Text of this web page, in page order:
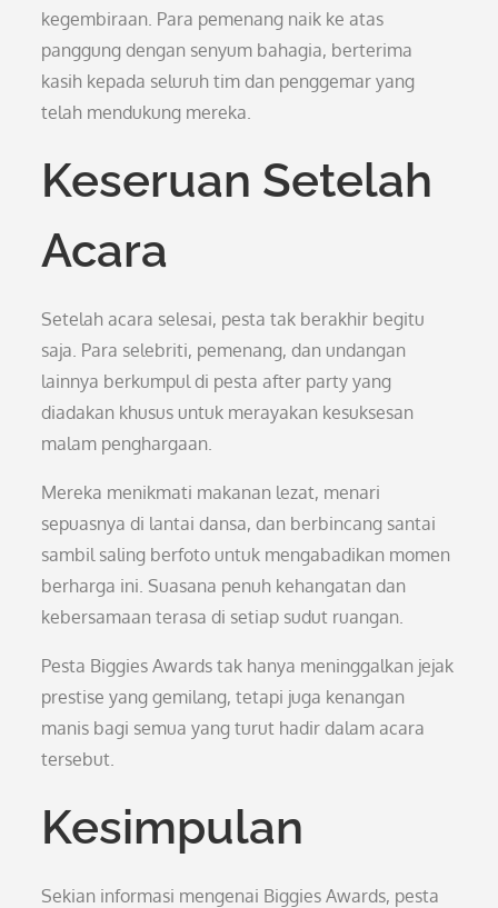
kegembiraan. Para pemenang naik ke atas
panggung dengan senyum bahagia, berterima
kasih kepada seluruh tim dan penggemar yang
telah mendukung mereka.
Keseruan Setelah
Acara
Setelah acara selesai, pesta tak berakhir begitu
saja. Para selebriti, pemenang, dan undangan
lainnya berkumpul di pesta after party yang
diadakan khusus untuk merayakan kesuksesan
malam penghargaan.
Mereka menikmati makanan lezat, menari
sepuasnya di lantai dansa, dan berbincang santai
sambil saling berfoto untuk mengabadikan momen
berharga ini. Suasana penuh kehangatan dan
kebersamaan terasa di setiap sudut ruangan.
Pesta Biggies Awards tak hanya meninggalkan jejak
prestise yang gemilang, tetapi juga kenangan
manis bagi semua yang turut hadir dalam acara
tersebut.
Kesimpulan
Sekian informasi mengenai Biggies Awards, pesta